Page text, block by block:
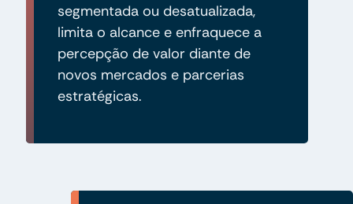
segmentada ou desatualizada,
limita o alcance e enfraquece a
percepção de valor diante de
novos mercados e parcerias
estratégicas.